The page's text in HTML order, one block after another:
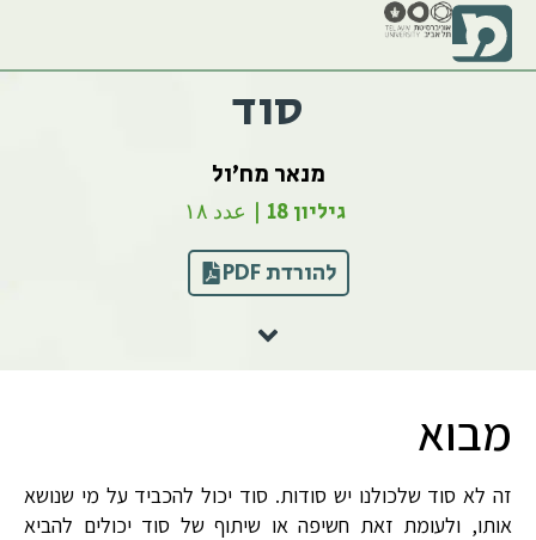
סוד
מנאר מח'ול
גיליון 18 | عدد ١٨
להורדת PDF
מבוא
זה לא סוד שלכולנו יש סודות. סוד יכול להכביד על מי שנושא
אותו, ולעומת זאת חשיפה או שיתוף של סוד יכולים להביא